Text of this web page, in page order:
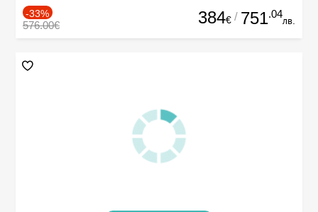
-33%
576.00€ 384€ / 751.04
лв.